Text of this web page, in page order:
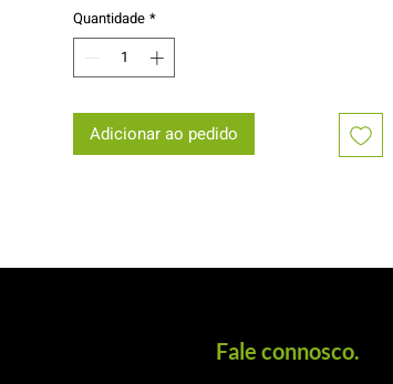
Quantidade *
Adicionar ao pedido
Fale connosco.